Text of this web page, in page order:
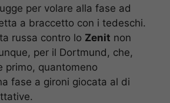
per volare alla fase ad
a braccetto con i tedeschi.
russa contro lo Zenit non
per il Dortmund, che,
primo, quantomeno
fase a gironi giocata al di